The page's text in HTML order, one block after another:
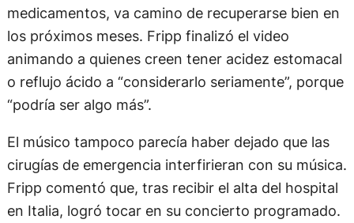
medicamentos, va camino de recuperarse bien en
los próximos meses. Fripp finalizó el video
animando a quienes creen tener acidez estomacal
o reflujo ácido a “considerarlo seriamente”, porque
“podría ser algo más”.
El músico tampoco parecía haber dejado que las
cirugías de emergencia interfirieran con su música.
Fripp comentó que, tras recibir el alta del hospital
en Italia, logró tocar en su concierto programado.